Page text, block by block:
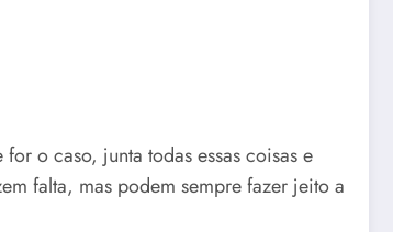
o caso, junta todas essas coisas e
falta, mas podem sempre fazer jeito a